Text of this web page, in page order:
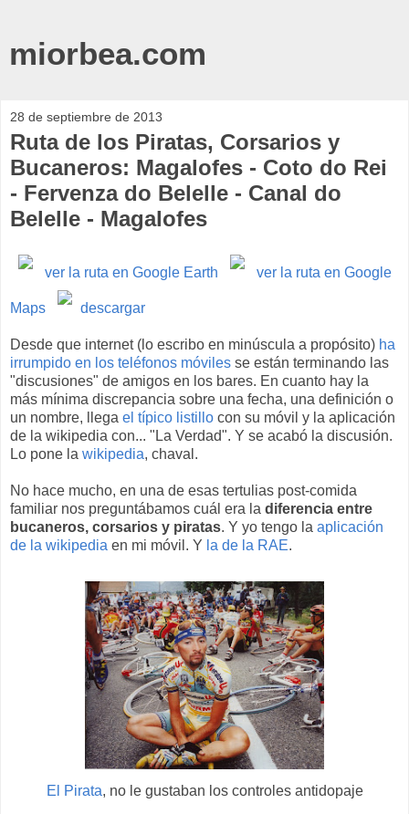
miorbea.com
28 de septiembre de 2013
Ruta de los Piratas, Corsarios y
Bucaneros: Magalofes - Coto do Rei
- Fervenza do Belelle - Canal do
Belelle - Magalofes
ver la ruta en Google Earth ver la ruta en Google
Maps descargar
Desde que internet (lo escribo en minúscula a propósito) ha
irrumpido en los teléfonos móviles se están terminando las
"discusiones" de amigos en los bares. En cuanto hay la
más mínima discrepancia sobre una fecha, una definición o
un nombre, llega el típico listillo con su móvil y la aplicación
de la wikipedia con... "La Verdad". Y se acabó la discusión.
Lo pone la wikipedia, chaval.
No hace mucho, en una de esas tertulias post-comida
familiar nos preguntábamos cuál era la diferencia entre
bucaneros, corsarios y piratas. Y yo tengo la aplicación
de la wikipedia en mi móvil. Y la de la RAE.
El Pirata, no le gustaban los controles antidopaje